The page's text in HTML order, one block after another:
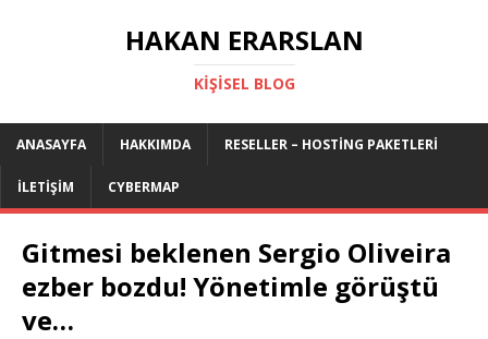
HAKAN ERARSLAN
KIŞISEL BLOG
ANASAYFA HAKKIMDA RESELLER – HOSTING PAKETLERI
İLETIŞIM CYBERMAP
Gitmesi beklenen Sergio Oliveira
ezber bozdu! Yönetimle görüştü
ve…